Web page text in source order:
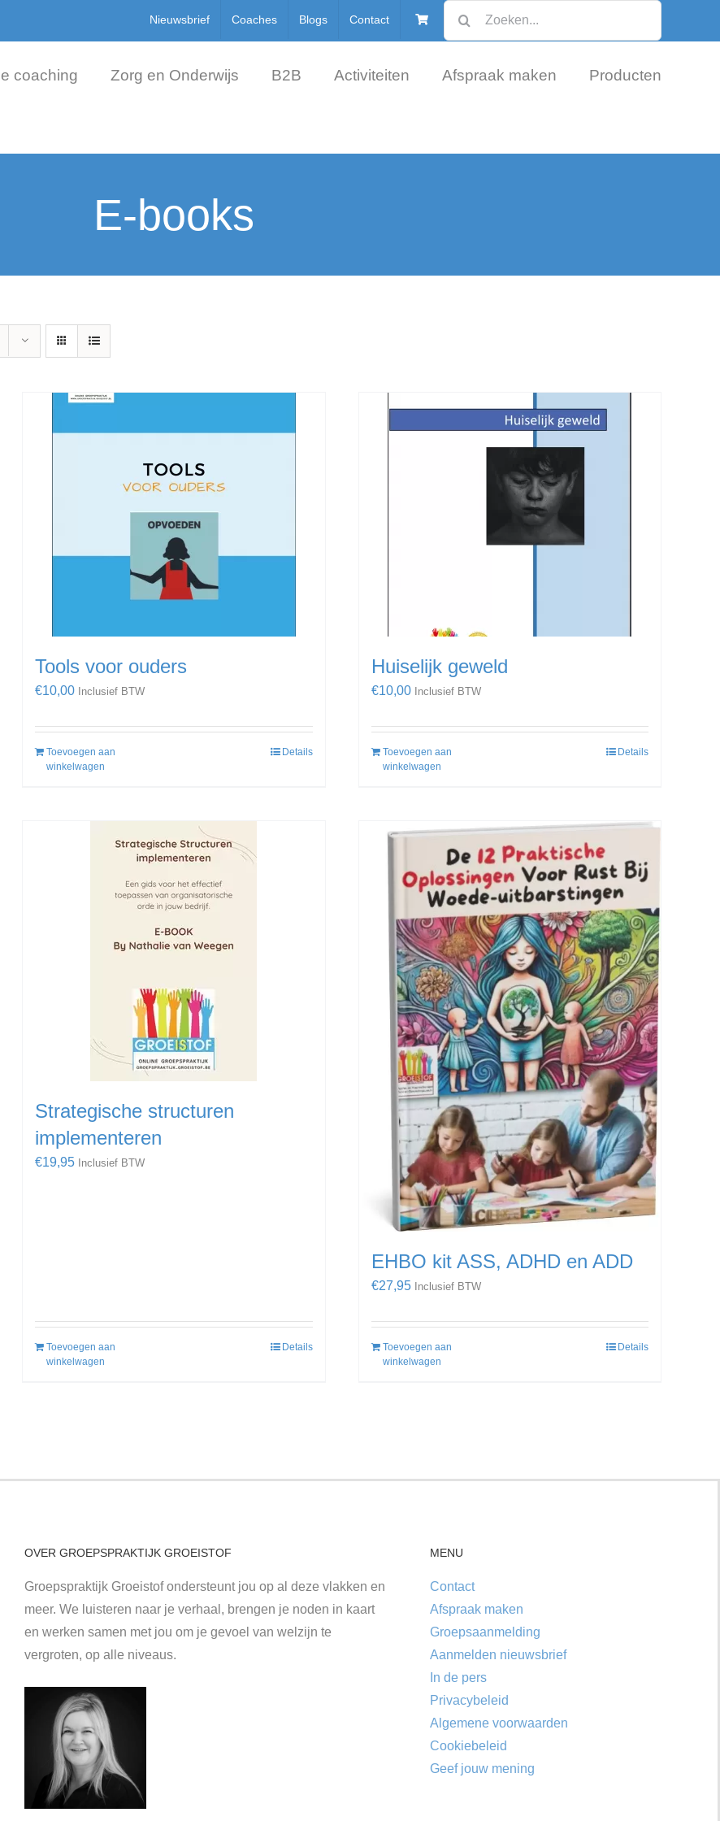
Nieuwsbrief Coaches Blogs Contact
naar:
coaching Zorg en Onderwijs B2B Activiteiten Afspraak maken Producten
E-books
Tools voor ouders
€10,00 Inclusief BTW
Toevoegen aan
winkelwagen
Details
Huiselijk geweld
€10,00 Inclusief BTW
Toevoegen aan
winkelwagen
Details
Strategische structuren
implementeren
€19,95 Inclusief BTW
Toevoegen aan
winkelwagen
Details
EHBO kit ASS, ADHD en ADD
€27,95 Inclusief BTW
Toevoegen aan
winkelwagen
Details
OVER GROEPSPRAKTIJK GROEISTOF
Groepspraktijk Groeistof ondersteunt jou op al deze vlakken en
meer. We luisteren naar je verhaal, brengen je noden in kaart
en werken samen met jou om je gevoel van welzijn te
vergroten, op alle niveaus.
MENU
Contact
Afspraak maken
Groepsaanmelding
Aanmelden nieuwsbrief
In de pers
Privacybeleid
Algemene voorwaarden
Cookiebeleid
Geef jouw mening